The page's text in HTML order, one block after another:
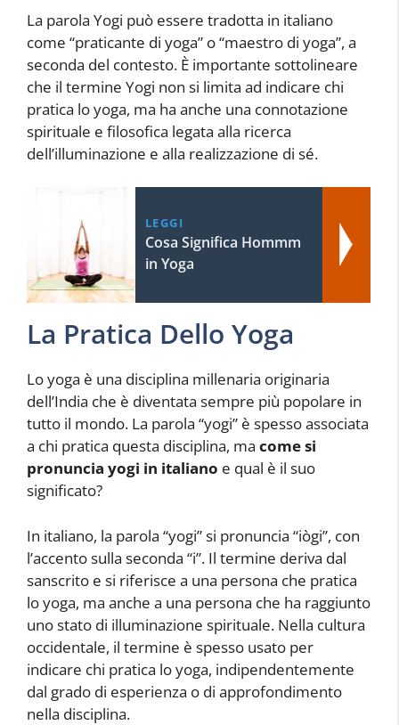
La parola Yogi può essere tradotta in italiano
come “praticante di yoga” o “maestro di yoga”, a
seconda del contesto. È importante sottolineare
che il termine Yogi non si limita ad indicare chi
pratica lo yoga, ma ha anche una connotazione
spirituale e filosofica legata alla ricerca
dell’illuminazione e alla realizzazione di sé.
LEGGI
Cosa Significa Hommm
in Yoga
La Pratica Dello Yoga
Lo yoga è una disciplina millenaria originaria
dell’India che è diventata sempre più popolare in
tutto il mondo. La parola “yogi” è spesso associata
a chi pratica questa disciplina, ma come si
pronuncia yogi in italiano e qual è il suo
significato?
In italiano, la parola “yogi” si pronuncia “iògi”, con
l’accento sulla seconda “i”. Il termine deriva dal
sanscrito e si riferisce a una persona che pratica
lo yoga, ma anche a una persona che ha raggiunto
uno stato di illuminazione spirituale. Nella cultura
occidentale, il termine è spesso usato per
indicare chi pratica lo yoga, indipendentemente
dal grado di esperienza o di approfondimento
nella disciplina.